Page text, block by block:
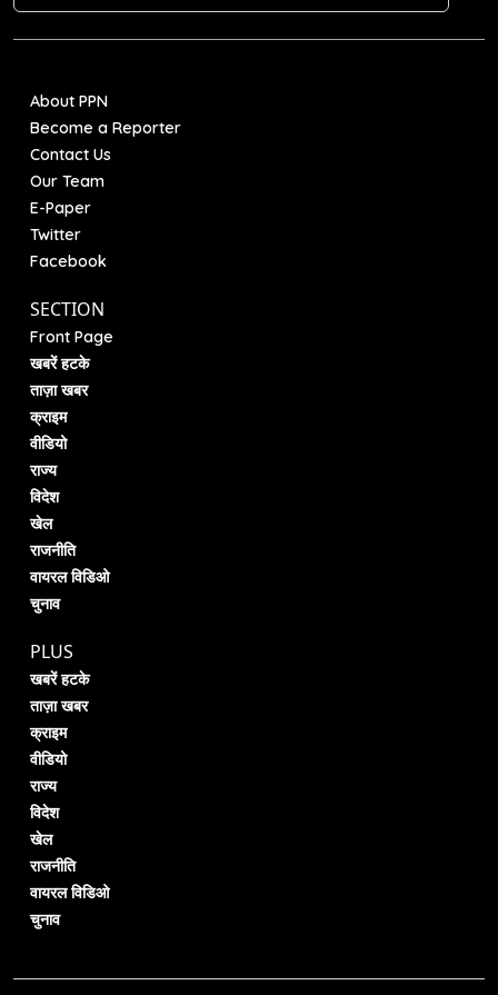
About PPN
Become a Reporter
Contact Us
Our Team
E-Paper
Twitter
Facebook
SECTION
Front Page
खबरें हटके
ताज़ा खबर
क्राइम
वीडियो
राज्य
विदेश
खेल
राजनीति
वायरल विडिओ
चुनाव
PLUS
खबरें हटके
ताज़ा खबर
क्राइम
वीडियो
राज्य
विदेश
खेल
राजनीति
वायरल विडिओ
चुनाव